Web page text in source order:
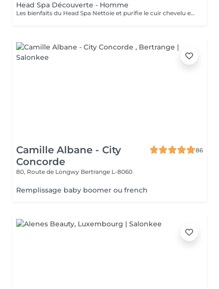
Head Spa Découverte - Homme
Les bienfaits du Head Spa Nettoie et purifie le cuir chevelu en profondeur.Stimule la circulation sanguine et favorise la pousse des cheveux. Relâche les tensions du cuir chevelu, de la nuque et des épaules. Offre une relaxation profonde, réduit le stress et apaise l'esprit. Rend les cheveux plus brillants, légers et revitalisés. Résultat : un cuir chevelu sain, des cheveux éclatants et une sensation de bien-être total. Le soin commence par un diagnostic rapide du cuir chevelu afin de choisir les produits adaptés. Ensuite, vous vous installez confortablement, et un massage relaxant du cuir chevelu, de la nuque et des épaules est réalisé avec des gestes doux et apaisants. Un nettoyage en profondeur et une hydratation sont appliqués pour purifier et nourrir le cuir chevelu. Tout au long du soin, vous ressentez une détente totale, et à la fin vos cheveux sont légers, brillants et revitalisés. The Benefits of a Head Spa Deeply cleanses and purifies the scalp. Stimulates blood circulation and encourages healthy hair growth. Releases tension in the scalp, neck, and shoulders. Provides deep relaxation, reduces stress, and calms the mind. Leaves hair shinier, lighter, and revitalized. Result: a healthy scalp, radiant hair, and a complete sense of well-being. The treatment starts with a quick scalp analysis to select the right products for your needs. You then lie back comfortably while enjoying a relaxing massage of the scalp, neck, and shoulders with gentle, soothing movements. A deep cleansing and hydration ritual is applied to purify and nourish the scalp. Throughout the session, you experience total relaxation, and afterwards your hair feels light, shiny, and revitalized.
Camille Albane - City
Concorde
86
80, Route de Longwy Bertrange L-8060
Remplissage baby boomer ou french